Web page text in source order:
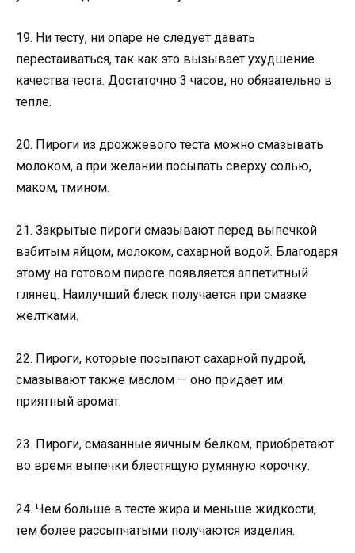
19. Ни тесту, ни опаре не следует давать
перестаиваться, так как это вызывает ухудшение
качества теста. Достаточно 3 часов, но обязательно в
тепле.
20. Пироги из дрожжевого теста можно смазывать
молоком, а при желании посыпать сверху солью,
маком, тмином.
21. Закрытые пироги смазывают перед выпечкой
взбитым яйцом, молоком, сахарной водой. Благодаря
этому на готовом пироге появляется аппетитный
глянец. Наилучший блеск получается при смазке
желтками.
22. Пироги, которые посыпают сахарной пудрой,
смазывают также маслом — оно придает им
приятный аромат.
23. Пироги, смазанные яичным белком, приобретают
во время выпечки блестящую румяную корочку.
24. Чем больше в тесте жира и меньше жидкости,
тем более рассыпчатыми получаются изделия.